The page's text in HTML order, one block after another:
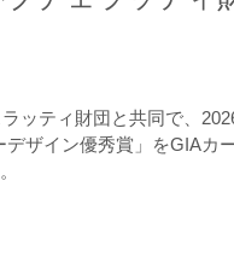
ッティ財団と共同で、
デザイン優秀賞」をGIAカ